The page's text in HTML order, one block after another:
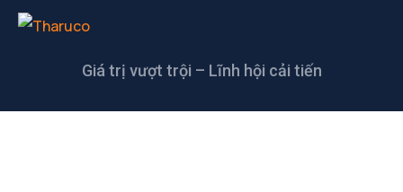
Giá trị vượt trội – Lĩnh hội cải tiến